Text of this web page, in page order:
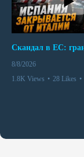
8/8/2026
1.8K Views • 28 Likes •